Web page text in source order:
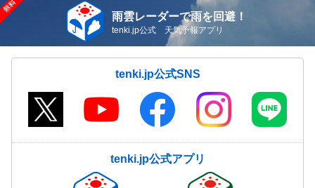
雨雲レーダーで雨を回避！
tenki.jp公式 天気予報アプリ
tenki.jp公式SNS
tenki.jp公式アプリ